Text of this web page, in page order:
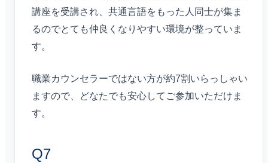
講座を受講され、共通言語をもった人同士が集ま
るのでとても仲良くなりやすい環境が整っていま
す。
職業カウンセラーではない方が約7割いらっしゃい
ますので、どなたでも安心してご参加いただけま
す。
Q7